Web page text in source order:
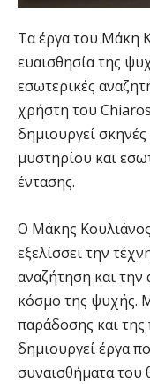
Τα έργα του Μάκη
ευαισθησία της
εσωτερικές
χρήστη του
δημιουργεί
μυστηρίου και
έντασης.
Ο Μάκης Κουλιάνος
εξελίσσει την
αναζήτηση και
κόσμο της ψυχής.
παράδοσης και
δημιουργεί έργα
συναισθήματα του